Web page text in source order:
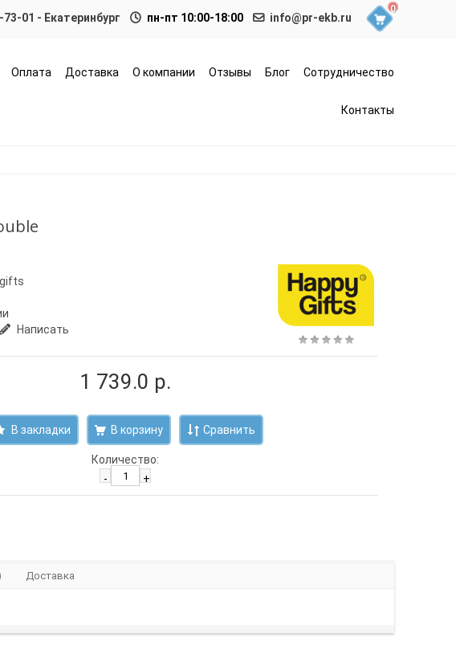
73-01 - Екатеринбург пн-пт 10:00-18:00 info@pr-ekb.ru
0
Оплата Доставка О компании Отзывы Блог Сотрудничество
Контакты
gifts
Написать
1 739.0 р.
В закладки Сравнить
Количество:
-
+
Доставка